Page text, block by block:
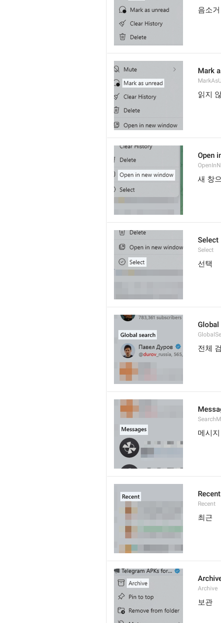
음소거
Mark
읽지
Open
새 창
Select
Select
선택
Global
전체
메시지
Recent
Recent
최근
Archive
보관